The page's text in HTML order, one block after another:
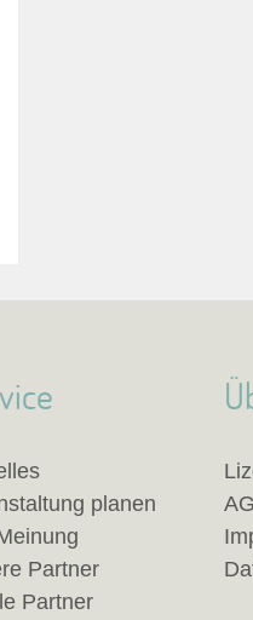
planen
Partner
Partner